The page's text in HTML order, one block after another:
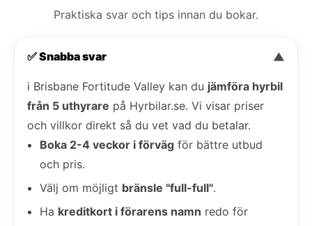
Praktiska svar och tips innan du bokar.
✅ Snabba svar ▼
i Brisbane Fortitude Valley kan du jämföra hyrbil
från 5 uthyrare på Hyrbilar.se. Vi visar priser
och villkor direkt så du vet vad du betalar.
Boka 2-4 veckor i förväg för bättre utbud
och pris.
Välj om möjligt bränsle "full-full".
Ha kreditkort i förarens namn redo för